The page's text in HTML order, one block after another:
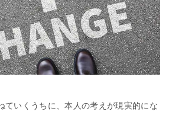
ていくうちに、本人の考えが現実的にな